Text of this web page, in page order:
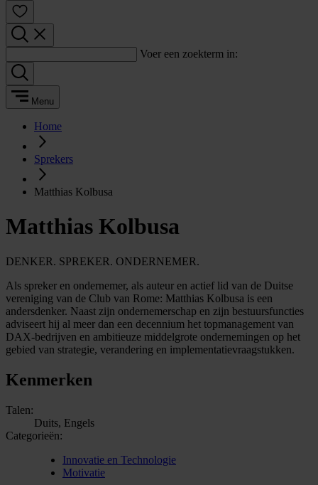
Voer een zoekterm in:
Menu
Home
Sprekers
Matthias Kolbusa
Matthias Kolbusa
DENKER. SPREKER. ONDERNEMER.
Als spreker en ondernemer, als auteur en actief lid van de Duitse
vereniging van de Club van Rome: Matthias Kolbusa is een
andersdenker. Naast zijn ondernemerschap en zijn bestuursfuncties
adviseert hij al meer dan een decennium het topmanagement van
DAX-bedrijven en ambitieuze middelgrote ondernemingen op het
gebied van strategie, verandering en implementatievraagstukken.
Kenmerken
Talen:
Duits, Engels
Categorieën:
Innovatie en Technologie
Motivatie